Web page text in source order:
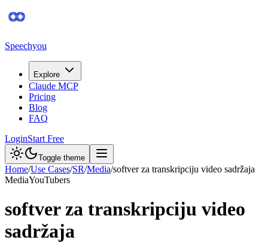
Speechyou
Explore
Claude MCP
Pricing
Blog
FAQ
LoginStart Free
Toggle theme
Home/Use Cases/SR/Media/softver za transkripciju video sadržaja
MediaYouTubers
softver za transkripciju video
sadržaja